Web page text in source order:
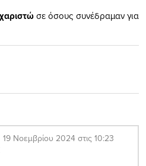
σε όσους συνέδραμαν για
19 Νοεμβρίου 2024 στις 10:23